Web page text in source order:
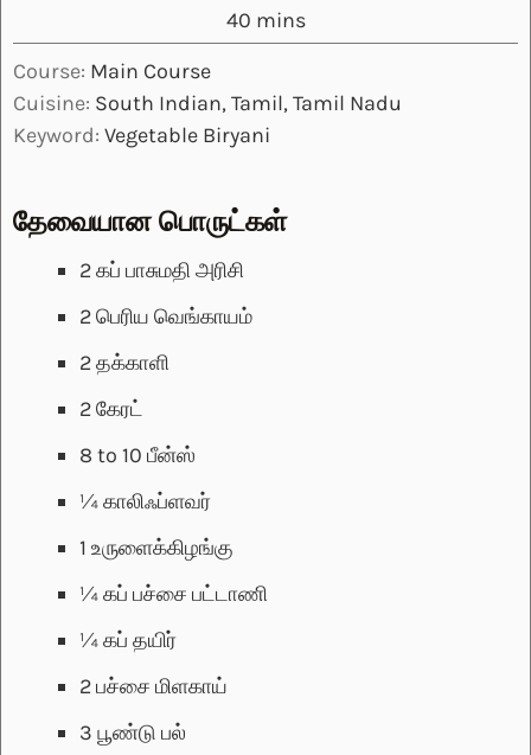
40minutes
mins
Course: Main Course
Cuisine: South Indian, Tamil, Tamil Nadu
Keyword: Vegetable Biryani
தேவையான பொருட்கள்
2கப் பாசுமதி அரிசி
2பெரிய வெங்காயம்
2தக்காளி
2கேரட்
8 to 10 பீன்ஸ்
¼காலிஃப்ளவர்
1 உருளைக்கிழங்கு
¼கப் பச்சை பட்டாணி
¼கப் தயிர்
2பச்சை மிளகாய்
3 பூண்டு பல்